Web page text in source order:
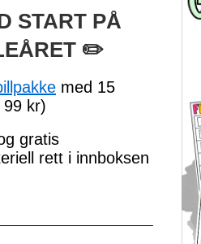
START PÅ
​ ✏️
med 15
kr)
gratis
rett i innboksen